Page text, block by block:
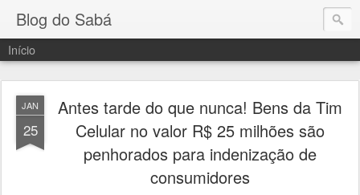
Blog do Sabá
Início
JAN
25
Antes tarde do que nunca! Bens da Tim
Celular no valor R$ 25 milhões são
penhorados para indenização de
consumidores